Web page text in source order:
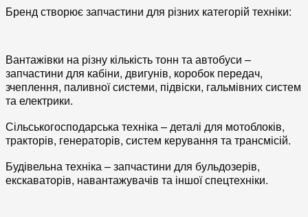
Бренд створює запчастини для різних категорій техніки:
Вантажівки на різну кількість тонн та автобуси –
запчастини для кабіни, двигунів, коробок передач,
зчеплення, паливної системи, підвіски, гальмівних систем
та електрики.
Сільськогосподарська техніка – деталі для мотоблоків,
тракторів, генераторів, систем керування та трансмісій.
Будівельна техніка – запчастини для бульдозерів,
екскаваторів, навантажувачів та іншої спецтехніки.